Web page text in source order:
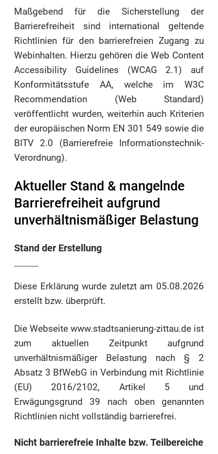
Maßgebend für die Sicherstellung der
Barrierefreiheit sind international geltende
Richtlinien für den barrierefreien Zugang zu
Webinhalten. Hierzu gehören die Web Content
Accessibility Guidelines (WCAG 2.1) auf
Konformitätsstufe AA, welche im W3C
Recommendation (Web Standard)
veröffentlicht wurden, weiterhin auch Kriterien
der europäischen Norm EN 301 549 sowie die
BITV 2.0 (Barrierefreie Informationstechnik-
Verordnung).
Aktueller Stand & mangelnde
Barrierefreiheit aufgrund
unverhältnismäßiger Belastung
Stand der Erstellung
Diese Erklärung wurde zuletzt am 05.08.2026
erstellt bzw. überprüft.
Die Webseite www.stadtsanierung-zittau.de ist
zum aktuellen Zeitpunkt aufgrund
unverhältnismäßiger Belastung nach § 2
Absatz 3 BfWebG in Verbindung mit Richtlinie
(EU) 2016/2102, Artikel 5 und
Erwägungsgrund 39 nach oben genannten
Richtlinien nicht vollständig barrierefrei.
Nicht barrierefreie Inhalte bzw. Teilbereiche